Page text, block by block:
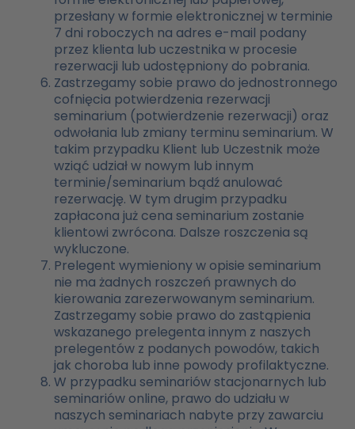
przesłany w formie elektronicznej w terminie
7 dni roboczych na adres e-mail podany
przez klienta lub uczestnika w procesie
rezerwacji lub udostępniony do pobrania.
Zastrzegamy sobie prawo do jednostronnego
cofnięcia potwierdzenia rezerwacji
seminarium (potwierdzenie rezerwacji) oraz
odwołania lub zmiany terminu seminarium. W
takim przypadku Klient lub Uczestnik może
wziąć udział w nowym lub innym
terminie/seminarium bądź anulować
rezerwację. W tym drugim przypadku
zapłacona już cena seminarium zostanie
klientowi zwrócona. Dalsze roszczenia są
wykluczone.
Prelegent wymieniony w opisie seminarium
nie ma żadnych roszczeń prawnych do
kierowania zarezerwowanym seminarium.
Zastrzegamy sobie prawo do zastąpienia
wskazanego prelegenta innym z naszych
prelegentów z podanych powodów, takich
jak choroba lub inne powody profilaktyczne.
W przypadku seminariów stacjonarnych lub
seminariów online, prawo do udziału w
naszych seminariach nabyte przy zawarciu